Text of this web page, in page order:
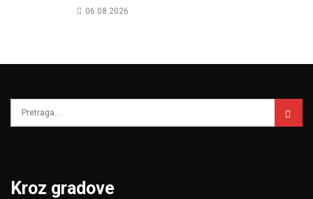
06.08.2026
Kroz gradove